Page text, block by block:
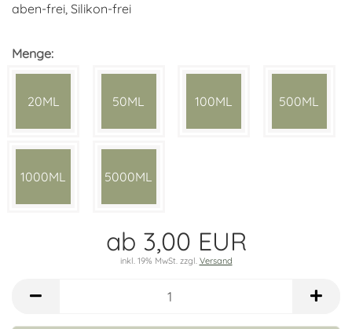
aben-frei, Silikon-frei
Menge:
20ML 50ML 100ML 500ML
1000ML 5000ML
ab 3,00 EUR
inkl. 19% MwSt. zzgl. Versand